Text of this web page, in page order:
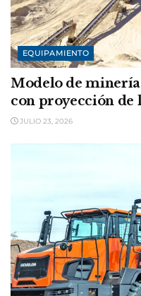
EQUIPAMIENTO
Modelo de
con proyección de
JULIO 23, 2026